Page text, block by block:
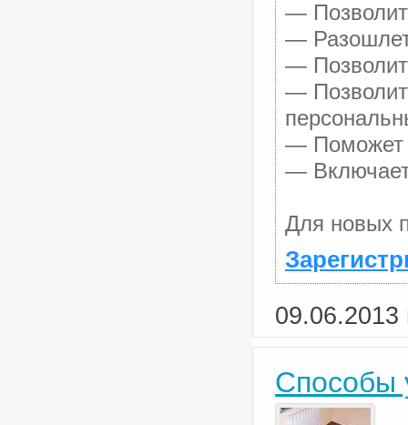
— Позволит
—
— Позволит
— Позволит
— Поможет
—
Для новых
09.06.2013
Способы